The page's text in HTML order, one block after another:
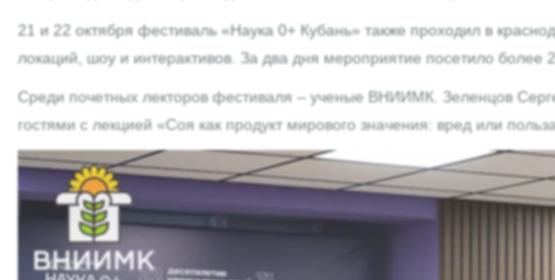
21 и 22 октября фестиваль «Наука 0+ Кубань» также проходил в
локаций, шоу и интерактивов. За два дня мероприятие посетило более
Среди почетных лекторов фестиваля – ученые ВНИИМК. Зеленцов
гостями с лекцией «Соя как продукт мирового значения: вред или